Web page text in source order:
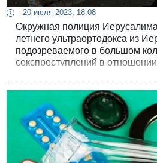
20 июля 2023, 18:08
Окружная полиция
летнего ультраортодокса из
подозреваемого в большом
секспреступлений в